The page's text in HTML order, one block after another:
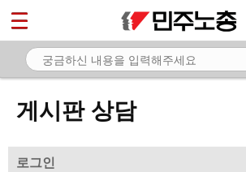
게시판 상담
로그인
마이페이지
소개
노동상담
- 게시판 상담